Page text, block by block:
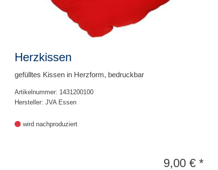
Herzkissen
gefülltes Kissen in Herzform, bedruckbar
Artikelnummer: 1431200100
Hersteller: JVA Essen
wird nachproduziert
9,00 € *